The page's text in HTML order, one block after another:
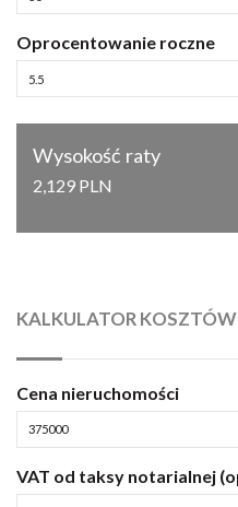
Oprocentowanie roczne
Wysokość raty
2,129 PLN
KALKULATOR KOSZTÓW
Cena nieruchomości
VAT od taksy notarialnej